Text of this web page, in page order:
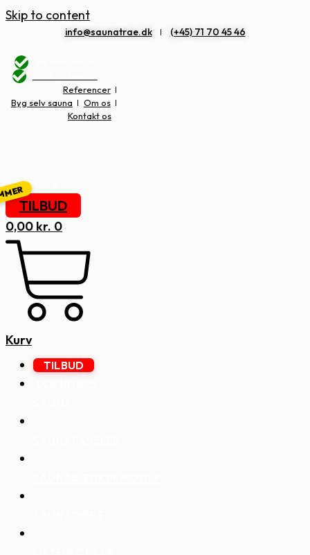
Skip to content
info@saunatrae.dk (+45) 71 70 45 46
Referencer
Byg selv sauna
Om os
Kontakt os
TILBUD
0,00 kr. 0
Kurv
TILBUD